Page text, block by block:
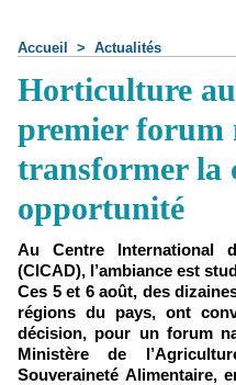
Accueil > Actualités
Horticulture
premier forum
transformer la
opportunité
Au Centre International
(CICAD), l’ambiance est
Ces 5 et 6 août, des
régions du pays, ont
décision, pour un forum
Ministère de
Souveraineté Alimentaire,